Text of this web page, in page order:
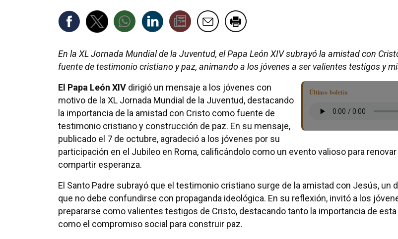
En la XL Jornada Mundial de la Juventud, el Papa León XIV subrayó la amistad con
fuente de testimonio cristiano y paz, animando a los jóvenes a ser valientes testigos y
Último boletín
El Papa León XIV dirigió un mensaje a los jóvenes con
motivo de la XL Jornada Mundial de la Juventud, destacando
la importancia de la amistad con Cristo como fuente de
testimonio cristiano y construcción de paz. En su mensaje,
publicado el 7 de octubre, agradeció a los jóvenes por su
participación en el Jubileo en Roma, calificándolo como un evento valioso para
compartir esperanza.
El Santo Padre subrayó que el testimonio cristiano surge de la amistad con Jesús, un
que no debe confundirse con propaganda ideológica. En su reflexión, invitó a los
prepararse como valientes testigos de Cristo, destacando tanto la importancia de
como el compromiso social para construir paz.